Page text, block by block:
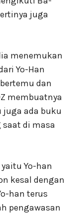
juga
menemukan
Yo-Han
dan
membuatnya
ada buku
di masa
Yo-han
kesal dengan
han terus
pengawasan